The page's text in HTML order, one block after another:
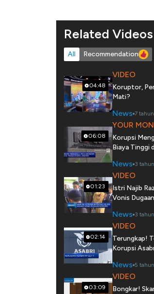
Related Videos
All Recommendation
04:48
VIDEO
Koruptor,
Mati?
News 7
06:08
YOUR
Korupsi
Biaya Tinggi
News 3
01:23
VIDEO
Istri Najib
Vonis
News 3
02:14
VIDEO
Terungkap!
Korupsi
News 5
03:09
VIDEO
Bongkar!